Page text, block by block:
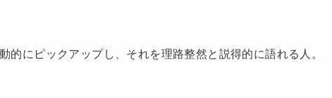
的にピックアップし、それを理路整然と説得的に語れる人。